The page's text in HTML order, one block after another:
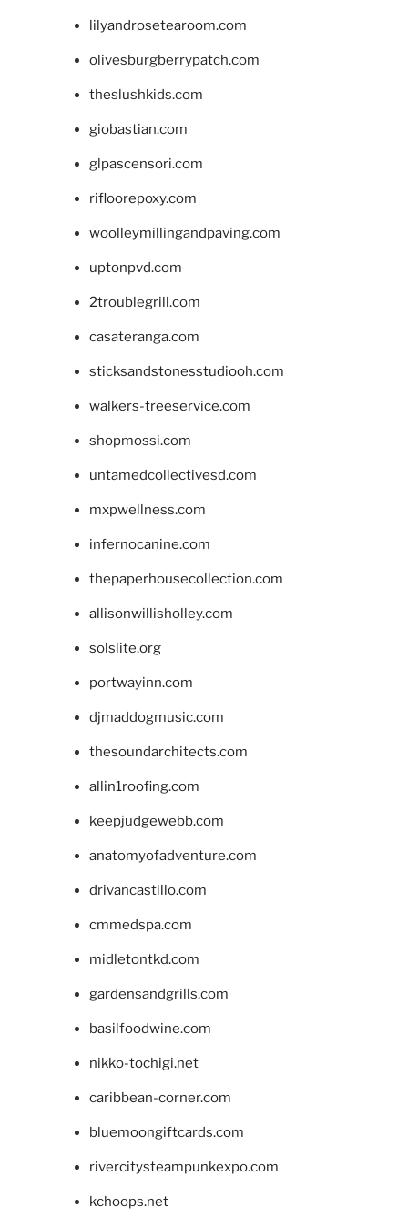
lilyandrosetearoom.com
olivesburgberrypatch.com
theslushkids.com
giobastian.com
glpascensori.com
rifloorepoxy.com
woolleymillingandpaving.com
uptonpvd.com
2troublegrill.com
casateranga.com
sticksandstonesstudiooh.com
walkers-treeservice.com
shopmossi.com
untamedcollectivesd.com
mxpwellness.com
infernocanine.com
thepaperhousecollection.com
allisonwillisholley.com
solslite.org
portwayinn.com
djmaddogmusic.com
thesoundarchitects.com
allin1roofing.com
keepjudgewebb.com
anatomyofadventure.com
drivancastillo.com
cmmedspa.com
midletontkd.com
gardensandgrills.com
basilfoodwine.com
nikko-tochigi.net
caribbean-corner.com
bluemoongiftcards.com
rivercitysteampunkexpo.com
kchoops.net